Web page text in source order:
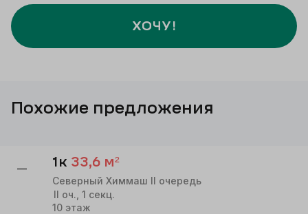
ХОЧУ!
Похожие предложения
— 1к 33,6 м²
Северный Химмаш II очередь
II оч., 1 секц.
10 этаж